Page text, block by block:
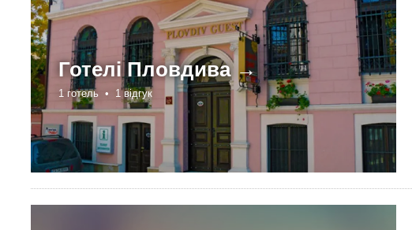
ГотеліПловдива →
1 готель • 1 відгук